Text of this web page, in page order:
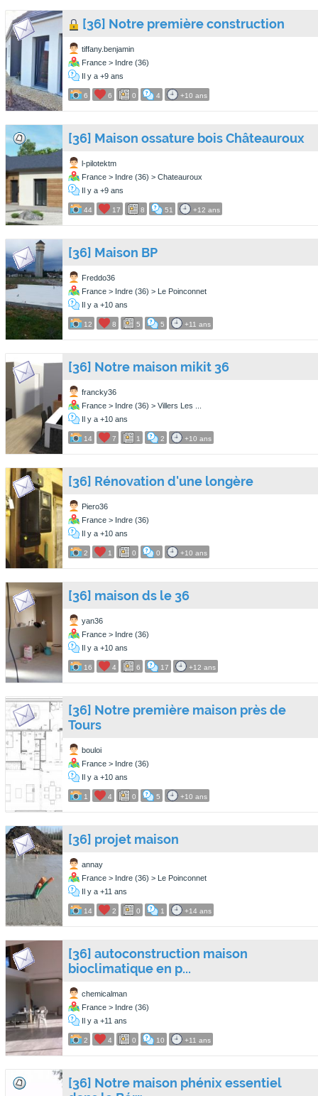
[36] Notre première construction
tiffany.benjamin
France > Indre (36)
Il y a +9 ans
6 6 0 4 +10 ans
[36] Maison ossature bois Châteauroux
l-pilotektm
France > Indre (36) > Chateauroux
Il y a +9 ans
44 17 8 51 +12 ans
[36] Maison BP
Freddo36
France > Indre (36) > Le Poinconnet
Il y a +10 ans
12 8 5 5 +11 ans
[36] Notre maison mikit 36
francky36
France > Indre (36) > Villers Les ...
Il y a +10 ans
14 7 1 2 +10 ans
[36] Rénovation d'une longère
Piero36
France > Indre (36)
Il y a +10 ans
2 1 0 0 +10 ans
[36] maison ds le 36
yan36
France > Indre (36)
Il y a +10 ans
16 4 6 17 +12 ans
[36] Notre première maison près de
Tours
bouloi
France > Indre (36)
Il y a +10 ans
1 4 0 5 +10 ans
[36] projet maison
annay
France > Indre (36) > Le Poinconnet
Il y a +11 ans
14 2 0 1 +14 ans
[36] autoconstruction maison
bioclimatique en p...
chemicalman
France > Indre (36)
Il y a +11 ans
2 4 0 10 +11 ans
[36] Notre maison phénix essentiel